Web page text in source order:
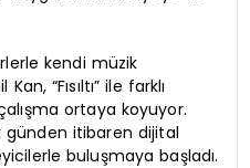
kendi müzik
“Fısıltı” ile farklı
ortaya koyuyor.
günden itibaren dijital
buluşmaya başladı.